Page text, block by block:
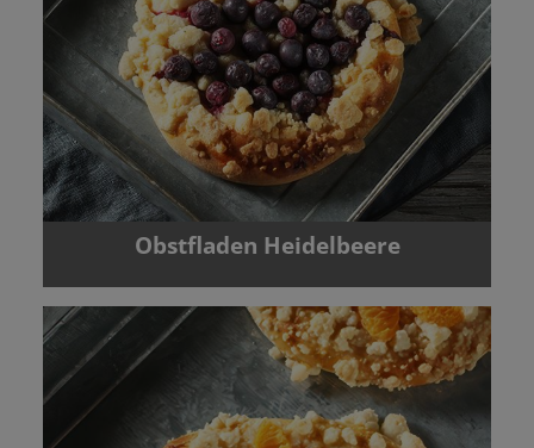
Obstfladen Heidelbeere